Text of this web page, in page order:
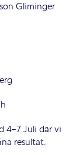
Gliminger
4-7 Juli där vi
resultat.